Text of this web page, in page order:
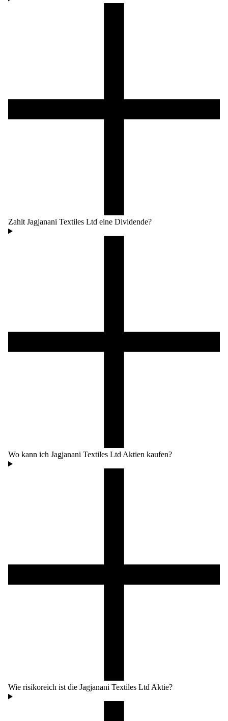
Zahlt Jagjanani Textiles Ltd eine Dividende?
Wo kann ich Jagjanani Textiles Ltd Aktien kaufen?
Wie risikoreich ist die Jagjanani Textiles Ltd Aktie?